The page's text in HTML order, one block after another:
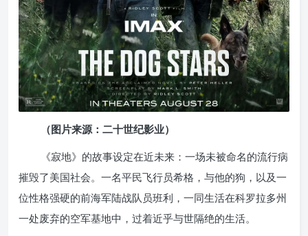
（图片来源：二十世纪影业）
《寂地》的故事设定在近未来：一场未被命名的流行病
摧毁了美国社会。一名平民飞行员希格，与他的狗，以及一
位性格强硬的前海军陆战队员班利，一同生活在科罗拉多州
一处废弃的空军基地中，过着近乎与世隔绝的生活。